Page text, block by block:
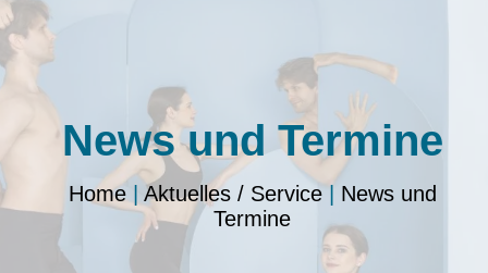
News und Termine
Home| Aktuelles / Service| News und
Termine